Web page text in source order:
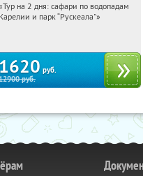
16:11:13 Купили:
на 2 дня: сафари по водопадам
Карелии и парк “Рускеала"»
1620 руб.
руб.